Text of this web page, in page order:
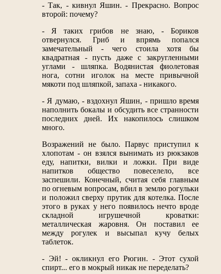
- Так, - кивнул Яшин. - Прекрасно. Вопрос
второй: почему?
- Я таких грибов не знаю, - Бориков
отвернулся. Гриб и впрямь попался
замечательный - чего стоила хотя бы
квадратная - пусть даже с закругленными
углами - шляпка. Водянистая фиолетовая
нога, сотни иголок на месте привычной
мякоти под шляпкой, запаха - никакого.
- Я думаю, - вздохнул Яшин, - пришло время
наполнить бокалы и обсудить все странности
последних дней. Их накопилось слишком
много.
Возражений не было. Парвус приступил к
хлопотам - он взялся вынимать из рюкзаков
еду, напитки, вилки и ложки. При виде
напитков общество повеселело, все
заспешили. Конечный, считая себя главным
по огневым вопросам, вбил в землю рогульки
и положил сверху прутик для котелка. После
этого в руках у него появилось нечто вроде
складной игрушечной кроватки:
металлическая жаровня. Он поставил ее
между рогулек и высыпал кучу белых
таблеток.
- Эй! - окликнул его Рюгин. - Этот сухой
спирт... его в мокрый никак не переделать?